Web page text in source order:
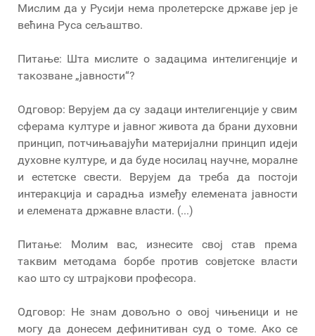
Мислим да у Русији нема пролетерске државе јер је
већина Руса сељаштво.
Питање: Шта мислите о задацима интелигенције и
такозване „јавности“?
Одговор: Верујем да су задаци интелигенције у свим
сферама културе и јавног живота да брани духовни
принцип, потчињавајући материјални принцип идеји
духовне културе, и да буде носилац научне, моралне
и естетске свести. Верујем да треба да постоји
интеракција и сарадња између елемената јавности
и елемената државне власти. (...)
Питање: Молим вас, изнесите свој став према
таквим методама борбе против совјетске власти
као што су штрајкови професора.
Одговор: Не знам довољно о овој чињеници и не
могу да донесем дефинитиван суд о томе. Ако се